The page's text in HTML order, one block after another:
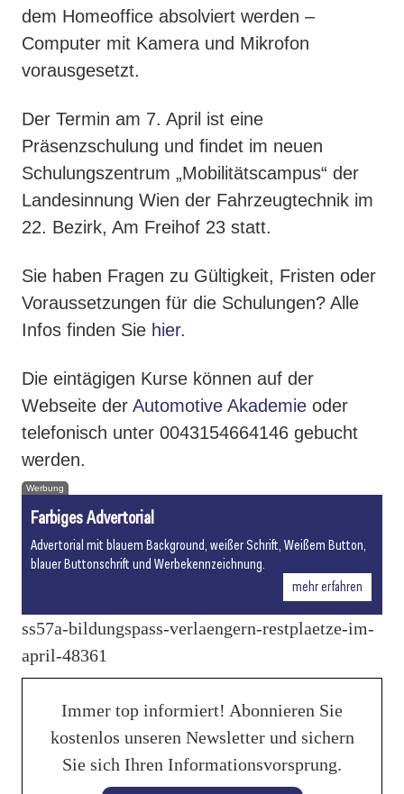
dem Homeoffice absolviert werden –
Computer mit Kamera und Mikrofon
vorausgesetzt.
Der Termin am 7. April ist eine
Präsenzschulung und findet im neuen
Schulungszentrum „Mobilitätscampus“ der
Landesinnung Wien der Fahrzeugtechnik im
22. Bezirk, Am Freihof 23 statt.
Sie haben Fragen zu Gültigkeit, Fristen oder
Voraussetzungen für die Schulungen? Alle
Infos finden Sie hier.
Die eintägigen Kurse können auf der
Webseite der Automotive Akademie oder
telefonisch unter 0043154664146 gebucht
werden.
Werbung
Farbiges Advertorial
Advertorial mit blauem Background, weißer Schrift, Weißem Button,
blauer Buttonschrift und Werbekennzeichnung.
mehr erfahren
ss57a-bildungspass-verlaengern-restplaetze-im-
april-48361
Immer top informiert! Abonnieren Sie
kostenlos unseren Newsletter und sichern
Sie sich Ihren Informationsvorsprung.